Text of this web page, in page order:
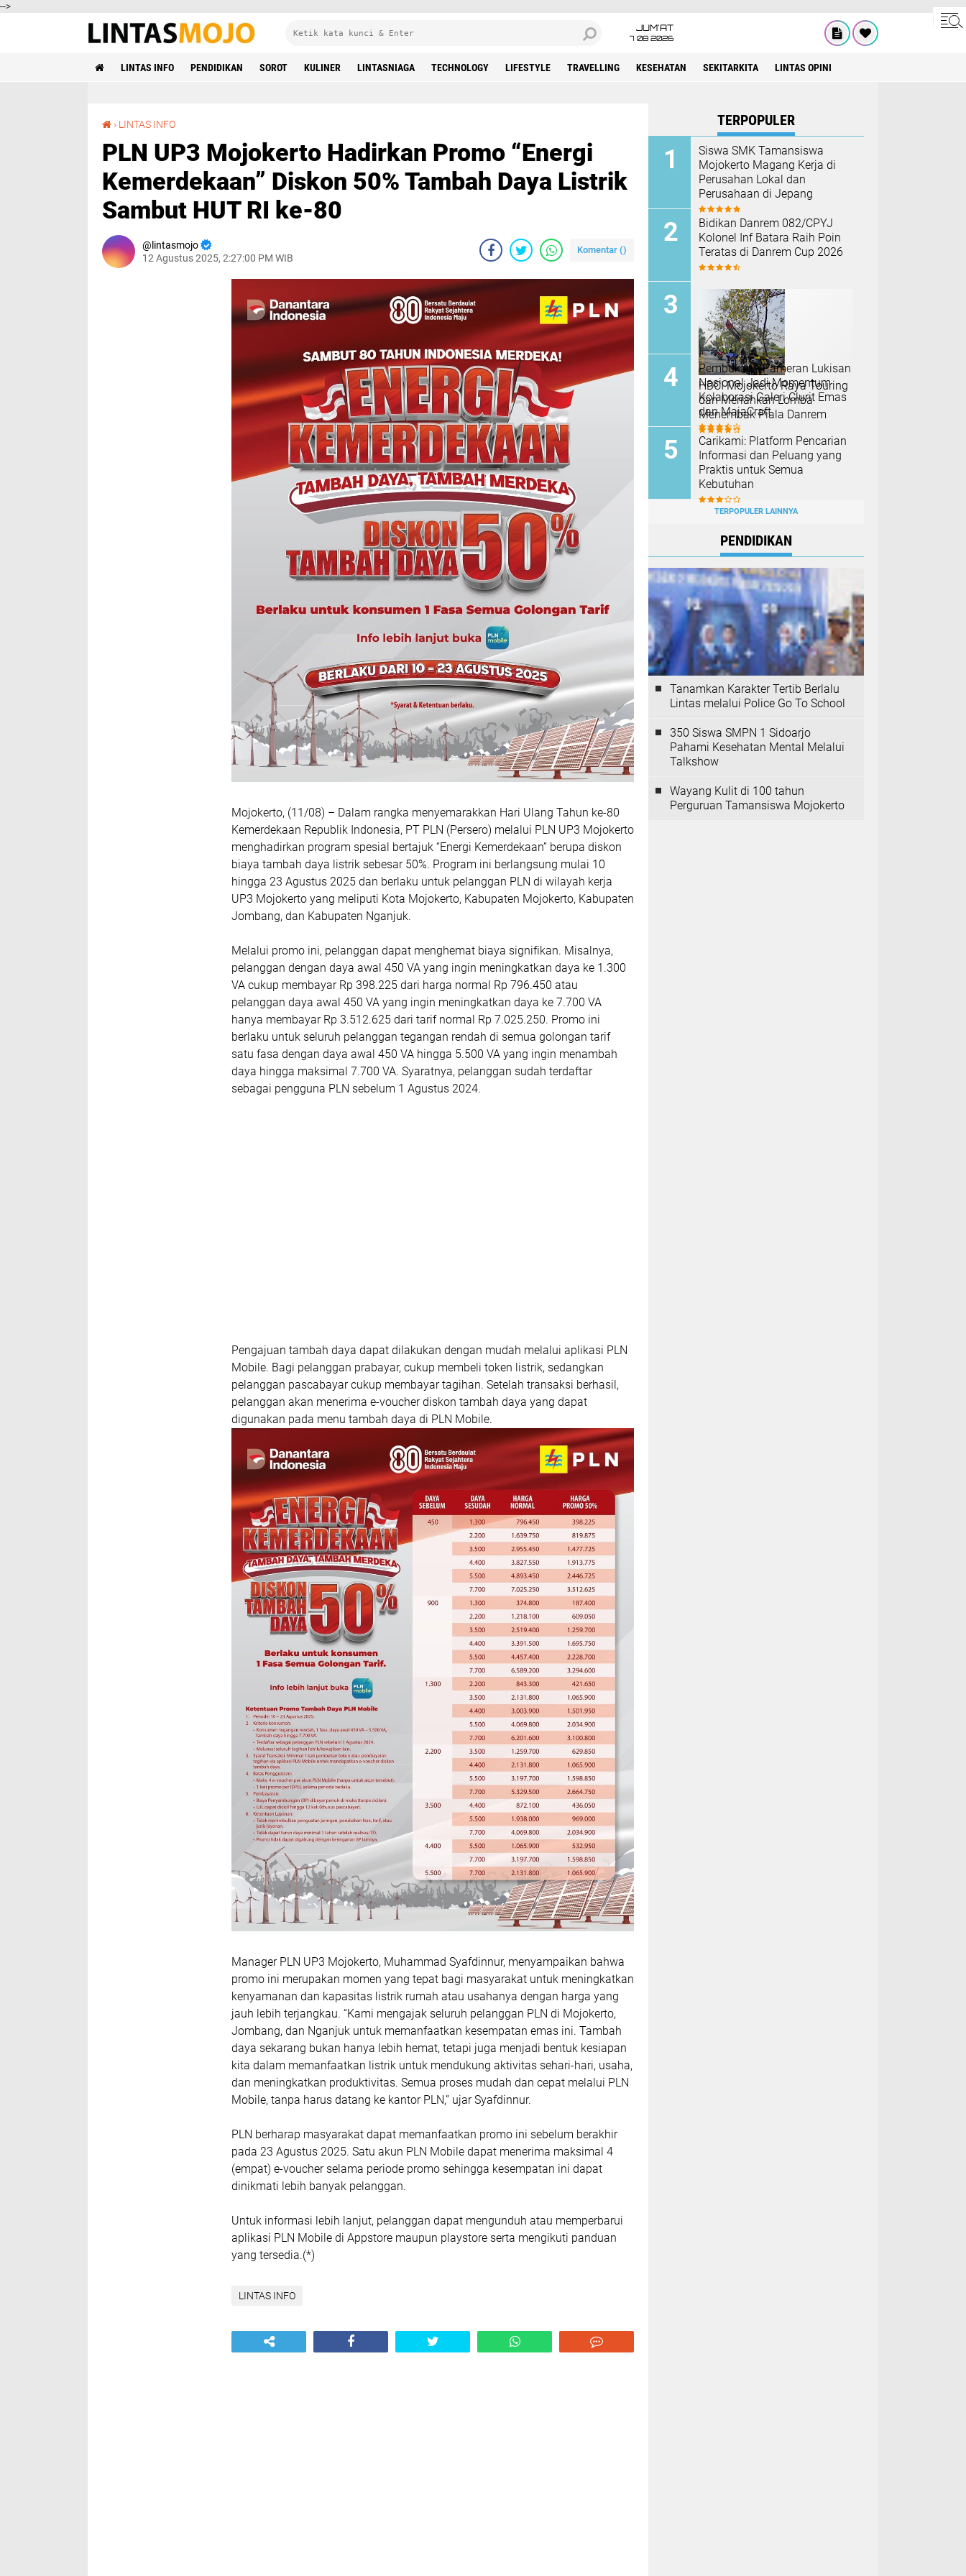
-->
JUM'AT
7 08 2026
LINTAS INFO PENDIDIKAN SOROT KULINER LINTASNIAGA TECHNOLOGY LIFESTYLE TRAVELLING KESEHATAN SEKITARKITA LINTAS OPINI
› LINTAS INFO
PLN UP3 Mojokerto Hadirkan Promo “Energi
Kemerdekaan” Diskon 50% Tambah Daya Listrik
Sambut HUT RI ke-80
lintasmojo
12 Agustus 2025, 2:27:00 PM WIB
Komentar ()
Mojokerto, (11/08) – Dalam rangka menyemarakkan Hari Ulang Tahun ke-80
Kemerdekaan Republik Indonesia, PT PLN (Persero) melalui PLN UP3 Mojokerto
menghadirkan program spesial bertajuk “Energi Kemerdekaan” berupa diskon
biaya tambah daya listrik sebesar 50%. Program ini berlangsung mulai 10
hingga 23 Agustus 2025 dan berlaku untuk pelanggan PLN di wilayah kerja
UP3 Mojokerto yang meliputi Kota Mojokerto, Kabupaten Mojokerto, Kabupaten
Jombang, dan Kabupaten Nganjuk.
Melalui promo ini, pelanggan dapat menghemat biaya signifikan. Misalnya,
pelanggan dengan daya awal 450 VA yang ingin meningkatkan daya ke 1.300
VA cukup membayar Rp 398.225 dari harga normal Rp 796.450 atau
pelanggan daya awal 450 VA yang ingin meningkatkan daya ke 7.700 VA
hanya membayar Rp 3.512.625 dari tarif normal Rp 7.025.250. Promo ini
berlaku untuk seluruh pelanggan tegangan rendah di semua golongan tarif
satu fasa dengan daya awal 450 VA hingga 5.500 VA yang ingin menambah
daya hingga maksimal 7.700 VA. Syaratnya, pelanggan sudah terdaftar
sebagai pengguna PLN sebelum 1 Agustus 2024.
Pengajuan tambah daya dapat dilakukan dengan mudah melalui aplikasi PLN
Mobile. Bagi pelanggan prabayar, cukup membeli token listrik, sedangkan
pelanggan pascabayar cukup membayar tagihan. Setelah transaksi berhasil,
pelanggan akan menerima e-voucher diskon tambah daya yang dapat
digunakan pada menu tambah daya di PLN Mobile.
Manager PLN UP3 Mojokerto, Muhammad Syafdinnur, menyampaikan bahwa
promo ini merupakan momen yang tepat bagi masyarakat untuk meningkatkan
kenyamanan dan kapasitas listrik rumah atau usahanya dengan harga yang
jauh lebih terjangkau. “Kami mengajak seluruh pelanggan PLN di Mojokerto,
Jombang, dan Nganjuk untuk memanfaatkan kesempatan emas ini. Tambah
daya sekarang bukan hanya lebih hemat, tetapi juga menjadi bentuk kesiapan
kita dalam memanfaatkan listrik untuk mendukung aktivitas sehari-hari, usaha,
dan meningkatkan produktivitas. Semua proses mudah dan cepat melalui PLN
Mobile, tanpa harus datang ke kantor PLN,” ujar Syafdinnur.
PLN berharap masyarakat dapat memanfaatkan promo ini sebelum berakhir
pada 23 Agustus 2025. Satu akun PLN Mobile dapat menerima maksimal 4
(empat) e-voucher selama periode promo sehingga kesempatan ini dapat
dinikmati lebih banyak pelanggan.
Untuk informasi lebih lanjut, pelanggan dapat mengunduh atau memperbarui
aplikasi PLN Mobile di Appstore maupun playstore serta mengikuti panduan
yang tersedia.(*)
LINTAS INFO
TERPOPULER
Siswa SMK Tamansiswa
Mojokerto Magang Kerja di
Perusahan Lokal dan
Perusahaan di Jepang
Bidikan Danrem 082/CPYJ
Kolonel Inf Batara Raih Poin
Teratas di Danrem Cup 2026
HDCI Mojokerto Raya Touring
dan Meriahkan Lomba
Menembak Piala Danrem
Pembukaan Pameran Lukisan
Nasional Jadi Momentum
Kolaborasi Galeri Clurit Emas
dan MajaCraft
Carikami: Platform Pencarian
Informasi dan Peluang yang
Praktis untuk Semua
Kebutuhan
TERPOPULER LAINNYA
PENDIDIKAN
Tanamkan Karakter Tertib Berlalu
Lintas melalui Police Go To School
350 Siswa SMPN 1 Sidoarjo
Pahami Kesehatan Mental Melalui
Talkshow
Wayang Kulit di 100 tahun
Perguruan Tamansiswa Mojokerto